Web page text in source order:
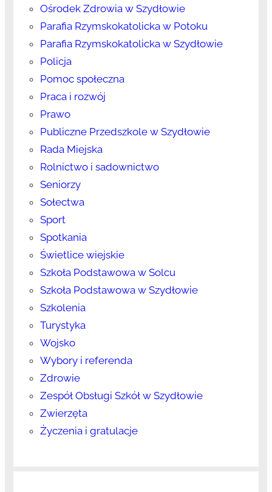
Ośrodek Zdrowia w Szydłowie
Parafia Rzymskokatolicka w Potoku
Parafia Rzymskokatolicka w Szydłowie
Policja
Pomoc społeczna
Praca i rozwój
Prawo
Publiczne Przedszkole w Szydłowie
Rada Miejska
Rolnictwo i sadownictwo
Seniorzy
Sołectwa
Sport
Spotkania
Świetlice wiejskie
Szkoła Podstawowa w Solcu
Szkoła Podstawowa w Szydłowie
Szkolenia
Turystyka
Wojsko
Wybory i referenda
Zdrowie
Zespół Obsługi Szkół w Szydłowie
Zwierzęta
Życzenia i gratulacje